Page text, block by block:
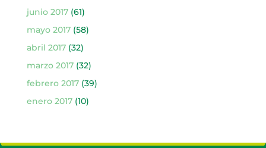
junio 2017(61)
mayo 2017(58)
abril 2017(32)
marzo 2017(32)
febrero 2017(39)
enero 2017(10)